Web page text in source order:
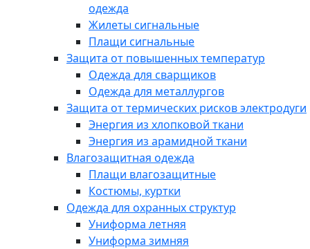
одежда
Жилеты сигнальные
Плащи сигнальные
Защита от повышенных температур
Одежда для сварщиков
Одежда для металлургов
Защита от термических рисков электродуги
Энергия из хлопковой ткани
Энергия из арамидной ткани
Влагозащитная одежда
Плащи влагозащитные
Костюмы, куртки
Одежда для охранных структур
Униформа летняя
Униформа зимняя